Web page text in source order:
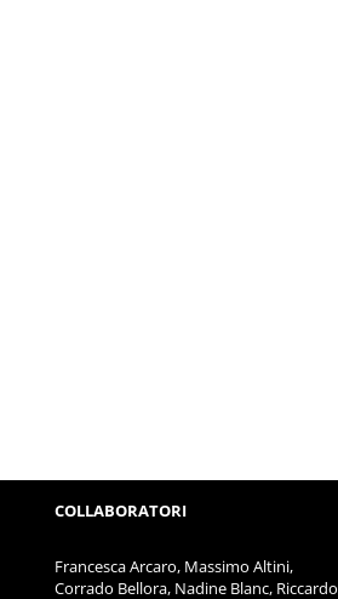
COLLABORATORI
Francesca Arcaro, Massimo Altini,
Corrado Bellora, Nadine Blanc, Riccardo